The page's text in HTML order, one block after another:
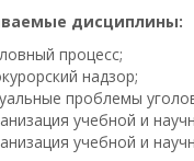
дисциплины:
процесс;
надзор;
проблемы
учебной и
учебной и